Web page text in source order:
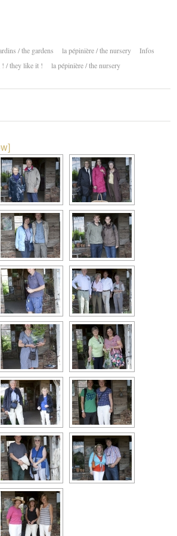
/ the gardens la pépinière / the nursery
Infos
! / they like it !
la pépinière / the nursery